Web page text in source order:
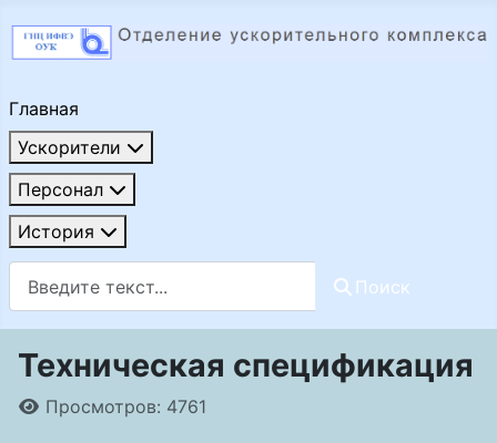
Главная
Ускорители
Персонал
История
Поиск
Техническая спецификация
Информация о материале
Просмотров: 4761